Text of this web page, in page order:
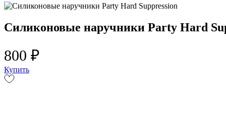
Силиконовые наручники Party Hard
800 ₽
Купить